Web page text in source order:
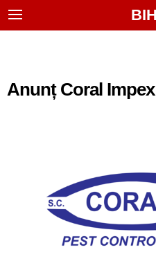
Anunț Coral Impex